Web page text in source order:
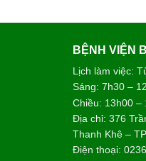
BỆNH VIỆN
Lịch làm việc:
Sáng: 7h30 –
Chiều: 13h00 –
Địa chỉ: 376
Thanh Khê –
Điện thoại: